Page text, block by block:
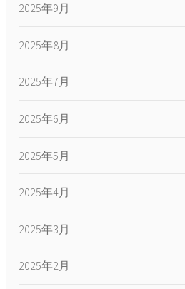
2025年9月
2025年8月
2025年7月
2025年6月
2025年5月
2025年4月
2025年3月
2025年2月